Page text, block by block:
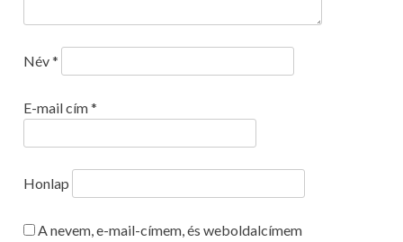
Név*
E-mail cím*
Honlap
A nevem, e-mail-címem, és weboldalcímem